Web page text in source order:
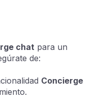
chat para un
de:
Concierge